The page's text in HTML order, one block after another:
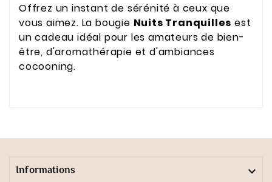
Offrez un instant de sérénité à ceux que
vous aimez. La bougie Nuits Tranquilles est
un cadeau idéal pour les amateurs de bien-
être, d'aromathérapie et d'ambiances
cocooning.
Informations 